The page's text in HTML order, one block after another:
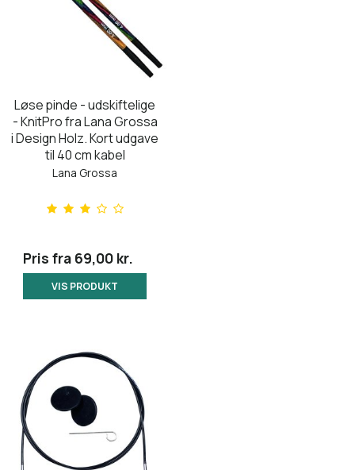
Løse pinde - udskiftelige
- KnitPro fra Lana Grossa
i Design Holz. Kort udgave
til 40 cm kabel
Lana Grossa
Pris fra 69,00 kr.
VIS PRODUKT